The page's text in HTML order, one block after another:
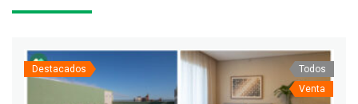
Destacados
Todos
Venta